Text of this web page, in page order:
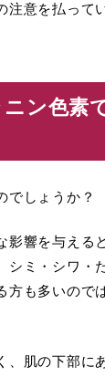
注意を払って
ン色素
でしょうか？
影響を与える
シミ・シワ・
方も多いので
、肌の下部に